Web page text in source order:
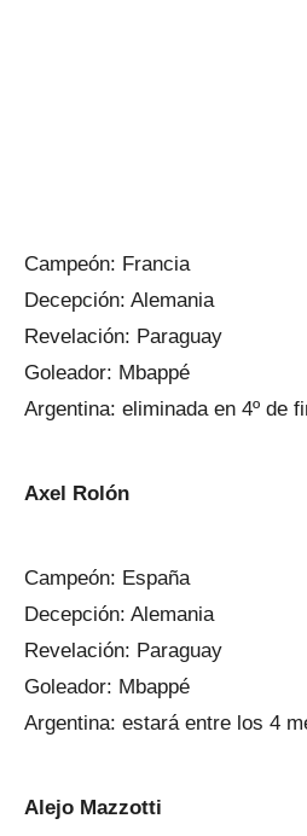
Campeón: Francia
Decepción: Alemania
Revelación: Paraguay
Goleador: Mbappé
Argentina: eliminada en 4º de
Axel Rolón
Campeón: España
Decepción: Alemania
Revelación: Paraguay
Goleador: Mbappé
Argentina: estará entre los 4
Alejo Mazzotti